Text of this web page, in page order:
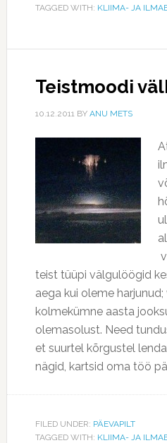
TAGGED WITH: KLIIMA- JA
Teistmoodi
10.12.2011BY ANU METS
teist tüüpi välgulöögid
aega kui oleme
kolmekümne aasta
olemasolust. Need
et suurtel kõrgustel
nägid, kartsid oma töö
FILED UNDER: PÄEVAPILT
TAGGED WITH: KLIIMA- JA